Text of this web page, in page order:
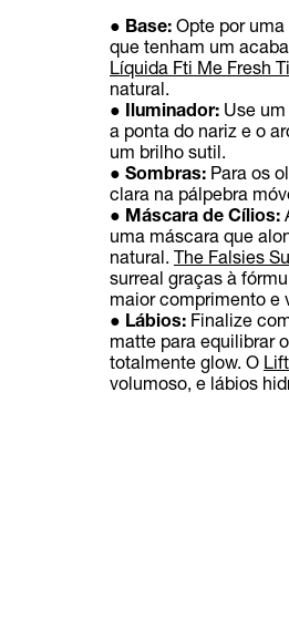
● Base: Opte por
que tenham um
Líquida Fti Me Fresh
natural.
● Iluminador: Use
a ponta do nariz e o
um brilho sutil.
● Sombras: Para os
clara na pálpebra
● Máscara de Cílios:
uma máscara que
natural. The Falsies
surreal graças à
maior comprimento e
● Lábios: Finalize
matte para equilibrar
totalmente glow. O
volumoso, e lábios